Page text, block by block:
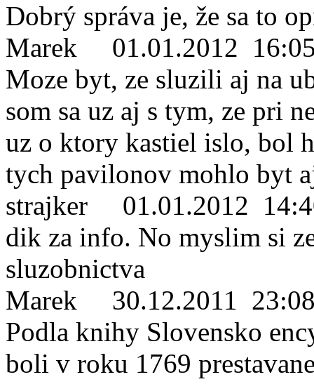
Dobrý správa je, že sa to
Marek 01.01.2012
Moze byt, ze sluzili aj na
som sa uz aj s tym, ze pri
uz o ktory kastiel islo, bol
tych pavilonov mohlo byt
strajker 01.01.2012
dik za info. No myslim si
sluzobnictva
Marek 30.12.2011
Podla knihy Slovensko
boli v roku 1769